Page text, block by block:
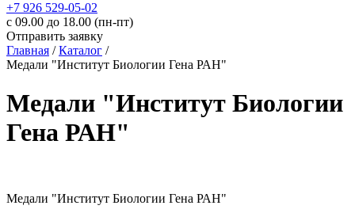
+7 926 529-05-02
c 09.00 до 18.00 (пн-пт)
Отправить заявку
Главная /Каталог /
Медали "Институт Биологии Гена РАН"
Медали "Институт Биологии
Гена РАН"
Медали "Институт Биологии Гена РАН"